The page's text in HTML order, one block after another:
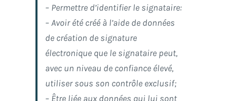
– Permettre d’identifier le signataire:
– Avoir été créé à l’aide de données
de création de signature
électronique que le signataire peut,
avec un niveau de confiance élevé,
utiliser sous son contrôle exclusif;
– Être liée aux données qui lui sont